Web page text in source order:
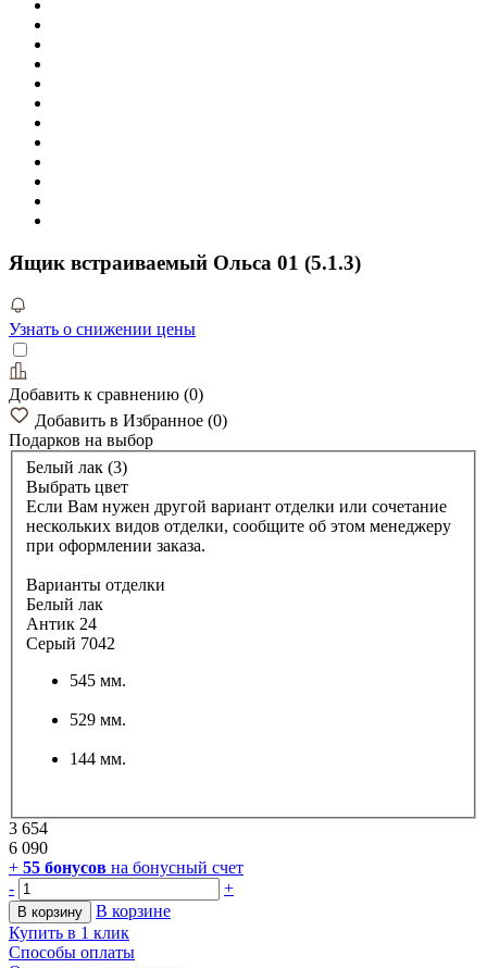
Ящик встраиваемый Ольса 01 (5.1.3)
Узнать о снижении цены
Добавить к сравнению (0)
Добавить в Избранное (0)
Подарков на выбор
Белый лак (3)
Выбрать цвет
Если Вам нужен другой вариант отделки или сочетание
нескольких видов отделки, сообщите об этом менеджеру
при оформлении заказа.
Варианты отделки
Белый лак
Антик 24
Серый 7042
545 мм.
529 мм.
144 мм.
3 654
6 090
+ 55 бонусов на бонусный счет
-
+
В корзину
В корзине
Купить в 1 клик
Способы оплаты